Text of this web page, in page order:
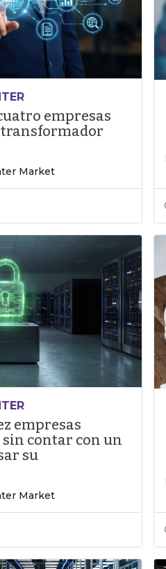
empresas
Market
empresas
contar con un
su
Market